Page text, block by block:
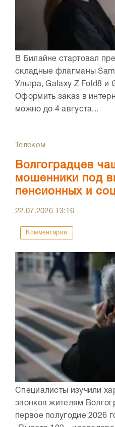
В Билайне стартовал
складные флагманы
Ультра, Galaxy Z Fold8 и
Оформить заказ в
можно до 4 августа...
Телеком
Волгоградцев
мошенники под
пенсионных и
22.07.2026 13:16
Комментарии
Специалисты изучили
звонков жителям
первое полугодие 2026